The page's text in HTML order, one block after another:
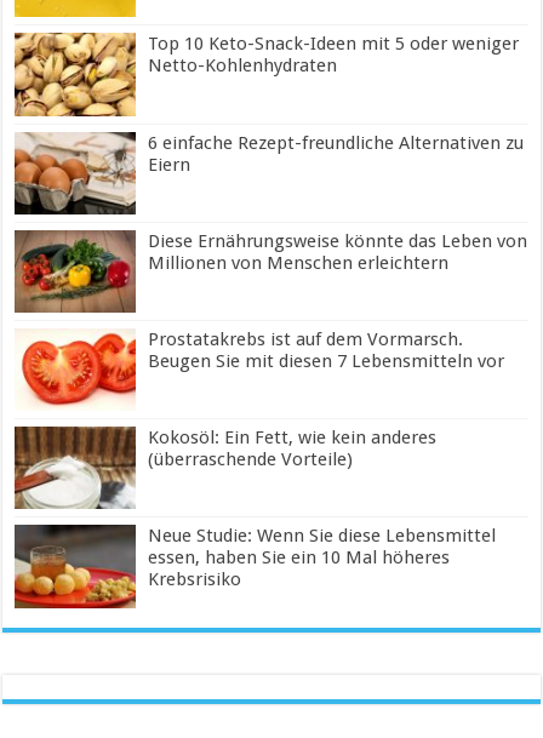
Top 10 Keto-Snack-Ideen mit 5 oder weniger
Netto-Kohlenhydraten
6 einfache Rezept-freundliche Alternativen zu
Eiern
Diese Ernährungsweise könnte das Leben von
Millionen von Menschen erleichtern
Prostatakrebs ist auf dem Vormarsch.
Beugen Sie mit diesen 7 Lebensmitteln vor
Kokosöl: Ein Fett, wie kein anderes
(überraschende Vorteile)
Neue Studie: Wenn Sie diese Lebensmittel
essen, haben Sie ein 10 Mal höheres
Krebsrisiko